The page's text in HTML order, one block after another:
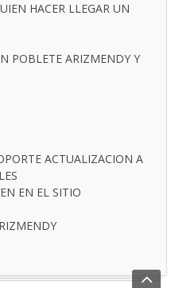
HACER LLEGAR UN
POBLETE ARIZMENDY Y
ACTUALIZACION A
EN EL SITIO